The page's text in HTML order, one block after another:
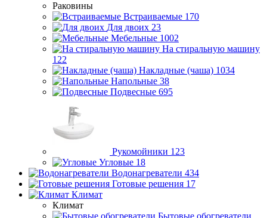
Раковины
Встраиваемые 170
Для двоих 23
Мебельные 1002
На стиральную машину
122
Накладные (чаша) 1034
Напольные 38
Подвесные 695
Рукомойники 123
Угловые 18
Водонагреватели 434
Готовые решения 17
Климат
Климат
Бытовые обогреватели